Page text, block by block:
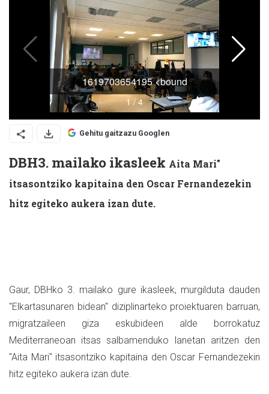
Gehitu gaitzazu Googlen
DBH3. mailako ikasleek Aita Mari"
itsasontziko kapitaina den Oscar Fernandezekin
hitz egiteko aukera izan dute.
Gaur, DBHko 3. mailako gure ikasleek, murgilduta dauden
"Elkartasunaren bidean" diziplinarteko proiektuaren barruan,
migratzaileen giza eskubideen alde borrokatuz
Mediterraneoan itsas salbamenduko lanetan aritzen den
"Aita Mari" itsasontziko kapitaina den Oscar Fernandezekin
hitz egiteko aukera izan dute.